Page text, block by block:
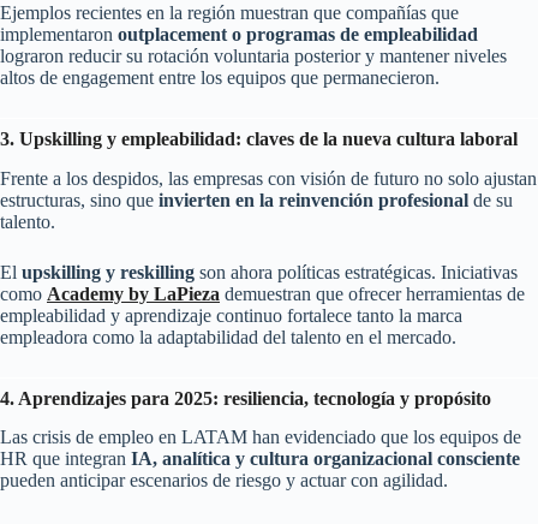
Ejemplos recientes en la región muestran que compañías que
implementaron outplacement o programas de empleabilidad
lograron reducir su rotación voluntaria posterior y mantener niveles
altos de engagement entre los equipos que permanecieron.
3. Upskilling y empleabilidad: claves de la nueva cultura laboral
Frente a los despidos, las empresas con visión de futuro no solo ajustan
estructuras, sino que invierten en la reinvención profesional de su
talento.
El upskilling y reskilling son ahora políticas estratégicas. Iniciativas
como Academy by LaPieza demuestran que ofrecer herramientas de
empleabilidad y aprendizaje continuo fortalece tanto la marca
empleadora como la adaptabilidad del talento en el mercado.
4. Aprendizajes para 2025: resiliencia, tecnología y propósito
Las crisis de empleo en LATAM han evidenciado que los equipos de
HR que integran IA, analítica y cultura organizacional consciente
pueden anticipar escenarios de riesgo y actuar con agilidad.